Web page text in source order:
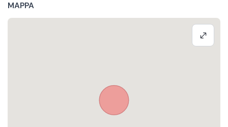
MAPPA